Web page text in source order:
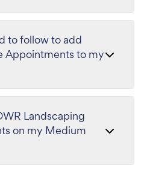
to follow to add
Appointments to my
Landscaping
on my Medium